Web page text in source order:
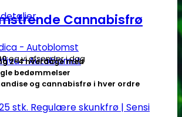
Cannabisfrø
- Autoblomst
- Autoblomst
og vi afsender i dag
2-4 hverdage med
bedømmelser
og cannabisfrø i hver ordre